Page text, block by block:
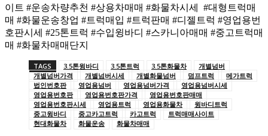
이트 #운송차량추천 #상용차매매 #화물차시세 #대형트럭매
매 #화물운송창업 #트럭매입 #트럭판매 #디젤트럭 #영업용번
호판시세 #25톤트럭 #수입윙바디 #스카니아매매 #중고트럭매
매 #화물차매매단지
TAGS 3.5톤윙바디 3.5톤트럭 3.5톤화물차
개별넘버
개별넘버가격
개별넘버시세 개별화물넘버 덤프트럭
메가트럭
법인번호판
영업용넘버 영업용넘버가격
영업용넘버시세
영업용번호판
영업용번호판가격
영업용번호판매매
영업용번호판시세
영업용트럭 영업용화물차
윙바디트럭
중고윙바디
중고카고트럭 카고트럭
트럭매매사이트
현대화물차
화물운송 화물차매매